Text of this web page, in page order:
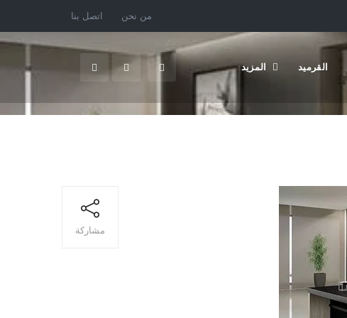
من نحن اتصل بنا
القرميد
مشاركة